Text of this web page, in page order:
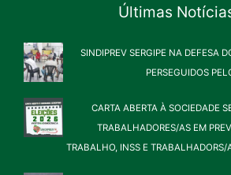
Últimas
SINDIPREV SERGIPE NA DEFESA
PERSEGUIDOS
CARTA ABERTA À SOCIEDADE
TRABALHADORES/AS EM
TRABALHO, INSS E TRABALHADORS/